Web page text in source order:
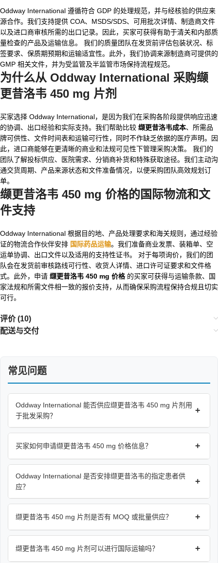
Oddway International 遵循符合 GDP 的处理规范，并与经核验的供应来
源合作。我们支持提供 COA、MSDS/SDS、可用批次详情、制造商文件
以及进口商审核所需的出口记录。因此，买家可获得有助于清关和内部质
量检查的产品及运输信息。 我们的质量团队在发货前评估包装状况、标
签要求、保质期预期和运输适宜性。此外，我们协调来源制造商可提供的
GMP 相关文件，并为受监管及半监管市场保持流程规范。
为什么从 Oddway International 采购缬
更昔洛韦 450 mg 片剂
买家选择 Oddway International，是因为我们在采购各阶段提供响应迅速
的协调、出口经验和实际支持。我们帮助比较 缬更昔洛韦成本、所需品
牌可供性、文件时间表和运输可行性，同时不作缺乏依据的医疗声明。因
此，进口商能够在更清晰的商业和法规可见性下管理采购决策。 我们的
团队了解投标供应、医院需求、分销商补货和特殊获取途径。我们主动沟
通交货周期、产品来源状态和文件准备情况，以便采购团队高效规划订
单。
缬更昔洛韦 450 mg 价格的国际物流和文
件支持
Oddway International 根据目的地、产品处理要求和海关规则，通过经验
证的物流合作伙伴安排 国际药品运输。我们准备商业发票、装箱单、空
运单协调、出口文件以及适用的支持性证书。 对于每项询价，我们的团
队会在发货前审核路线可行性、收货人详情、进口许可证要求和文件格
式。此外，申请 缬更昔洛韦 450 mg 价格的买家可获得与运输条款、国
家法规和所需文件相一致的报价支持，从而确保采购流程保持合规且切实
可行。
评价 (10)
配送与交付
常见问题
Oddway International 能否供应缬更昔洛韦 450 mg 片剂用
于批发采购？
+
买家如何申请缬更昔洛韦 450 mg 价格信息？ +
Oddway International 是否安排缬更昔洛韦的指定患者供
应？
+
缬更昔洛韦 450 mg 片剂是否有 MOQ 或批量供应？ +
缬更昔洛韦 450 mg 片剂可以进行国际运输吗？ +